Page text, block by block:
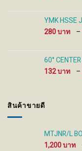
YMK HSSE
280
–
60°
132
–
สินค้าขายดี
MTJNR/L
1,200